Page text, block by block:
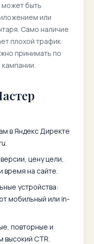
может быть
или
Само наличие
плохой трафик:
принимать по
в Яндекс Директе
.
цену цели,
время на сайте.
устройства:
мобильный или in-
повторные и
высокий CTR.